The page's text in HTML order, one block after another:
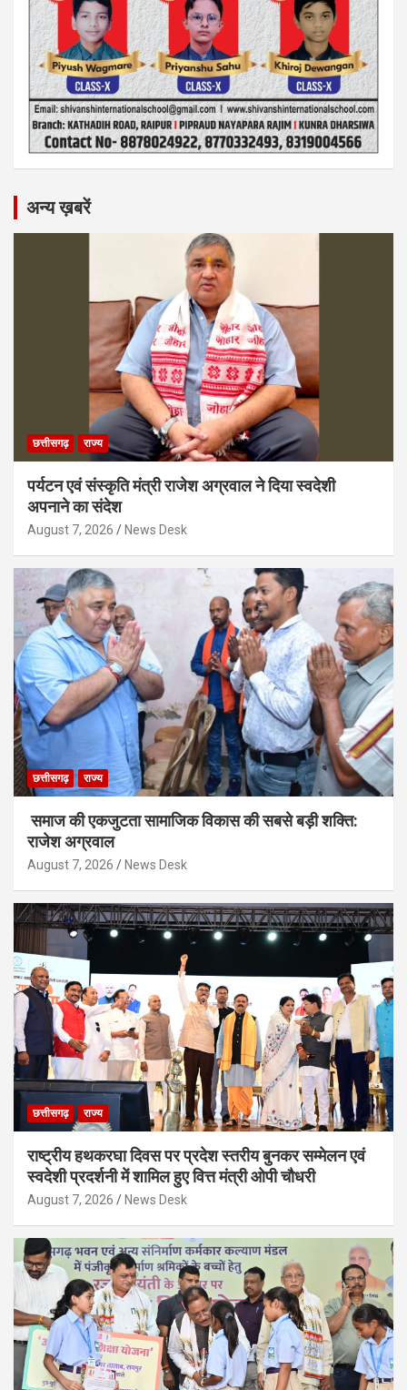
अन्य ख़बरें
छत्तीसगढ़ राज्य
पर्यटन एवं संस्कृति मंत्री राजेश अग्रवाल ने दिया स्वदेशी
अपनाने का संदेश
August 7, 2026 News Desk
छत्तीसगढ़ राज्य
समाज की एकजुटता सामाजिक विकास की सबसे बड़ी शक्ति:
राजेश अग्रवाल
August 7, 2026 News Desk
छत्तीसगढ़ राज्य
राष्ट्रीय हथकरघा दिवस पर प्रदेश स्तरीय बुनकर सम्मेलन एवं
स्वदेशी प्रदर्शनी में शामिल हुए वित्त मंत्री ओपी चौधरी
August 7, 2026 News Desk